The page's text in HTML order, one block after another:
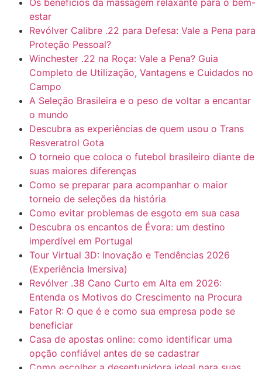
estar
Revólver Calibre .22 para Defesa: Vale a Pena para
Proteção Pessoal?
Winchester .22 na Roça: Vale a Pena? Guia
Completo de Utilização, Vantagens e Cuidados no
Campo
A Seleção Brasileira e o peso de voltar a encantar
o mundo
Descubra as experiências de quem usou o Trans
Resveratrol Gota
O torneio que coloca o futebol brasileiro diante de
suas maiores diferenças
Como se preparar para acompanhar o maior
torneio de seleções da história
Como evitar problemas de esgoto em sua casa
Descubra os encantos de Évora: um destino
imperdível em Portugal
Tour Virtual 3D: Inovação e Tendências 2026
(Experiência Imersiva)
Revólver .38 Cano Curto em Alta em 2026:
Entenda os Motivos do Crescimento na Procura
Fator R: O que é e como sua empresa pode se
beneficiar
Casa de apostas online: como identificar uma
opção confiável antes de se cadastrar